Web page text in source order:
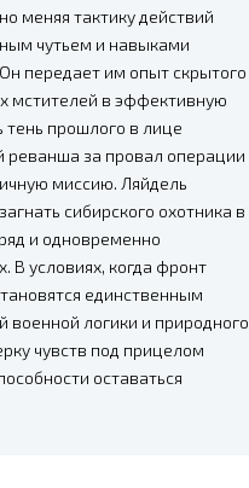
меняя тактику действий
чутьем и навыками
передает им опыт скрытого
мстителей в эффективную
прошлого в лице
за провал операции
миссию. Ляйдель
сибирского охотника в
и одновременно
В условиях, когда фронт
единственным
военной логики и природного
чувств под прицелом
оставаться